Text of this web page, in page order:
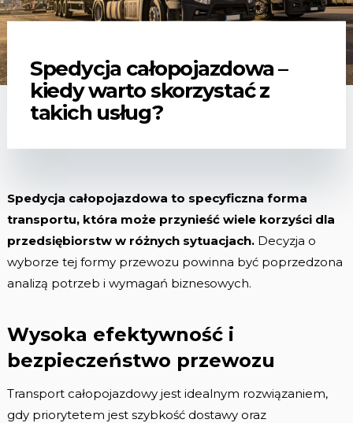
Spedycja całopojazdowa –
kiedy warto skorzystać z
takich usług?
Spedycja całopojazdowa to specyficzna forma
transportu, która może przynieść wiele korzyści dla
przedsiębiorstw w różnych sytuacjach.Decyzja o
wyborze tej formy przewozu powinna być poprzedzona
analizą potrzeb i wymagań biznesowych.
Wysoka efektywność i
bezpieczeństwo przewozu
Transport całopojazdowy jest idealnym rozwiązaniem,
gdy priorytetem jest szybkość dostawy oraz